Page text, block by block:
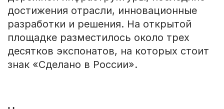
достижения отрасли, инновационные
разработки и решения. На открытой
площадке разместилось около трех
десятков экспонатов, на которых стоит
знак «Сделано в России».